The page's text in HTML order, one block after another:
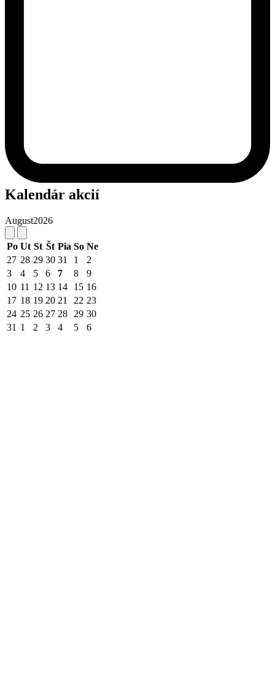
Kalendár akcií
August2026
Po Ut St Št Pia So Ne
27 28 29 30 31 1
2
3
4 5 6 7 8
9
10 11 12 13 14 15 16
17 18 19 20 21 22 23
24 25 26 27 28 29 30
31 1 2 3 4 5 6